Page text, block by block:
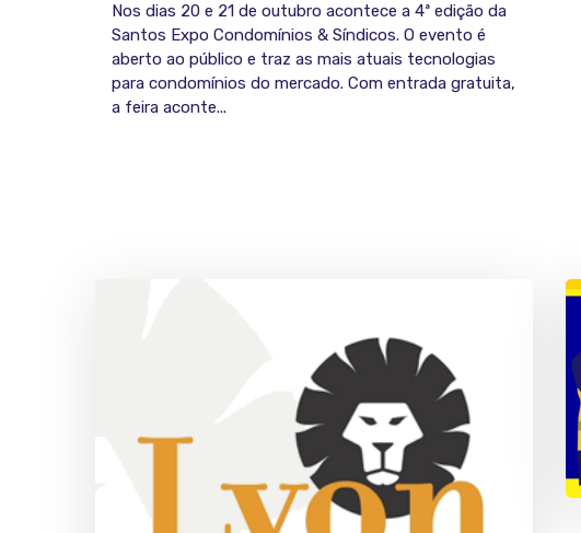
Nos dias 20 e 21 de outubro acontece a 4ª edição da
Santos Expo Condomínios & Síndicos. O evento é
aberto ao público e traz as mais atuais tecnologias
para condomínios do mercado. Com entrada gratuita,
a feira aconte...